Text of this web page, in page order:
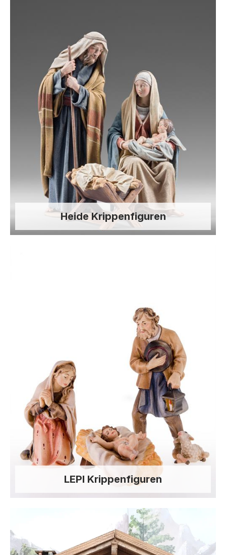
Heide Krippenfiguren
LEPI Krippenfiguren